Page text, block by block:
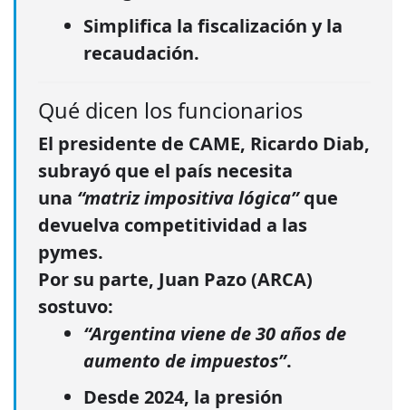
Simplifica la fiscalización y la
recaudación.
Qué dicen los funcionarios
El presidente de CAME, Ricardo Diab,
subrayó que el país necesita
una “matriz impositiva lógica”que
devuelva competitividad a las
pymes.
Por su parte, Juan Pazo (ARCA)
sostuvo:
“Argentina viene de 30 años de
aumento de impuestos”.
Desde 2024, la presión